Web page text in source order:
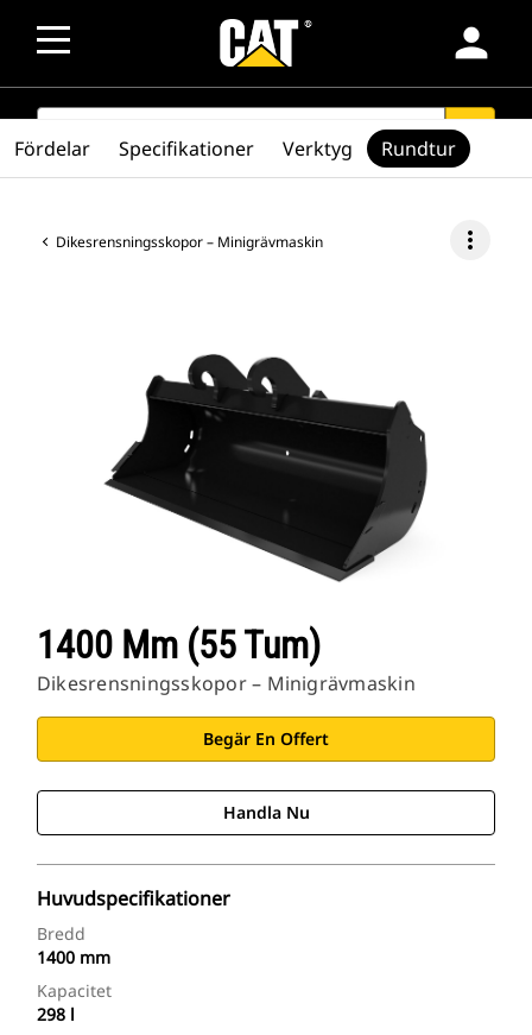
person
SEARCH search
Dikesrensningsskopor – Minigrävmaskin more_vert
1400 Mm (55 Tum)
Dikesrensningsskopor – Minigrävmaskin
Begär En Offert
Handla Nu
Huvudspecifikationer
Bredd
1400 mm
Kapacitet
298 l
Fördelar Specifikationer Verktyg Rundtur